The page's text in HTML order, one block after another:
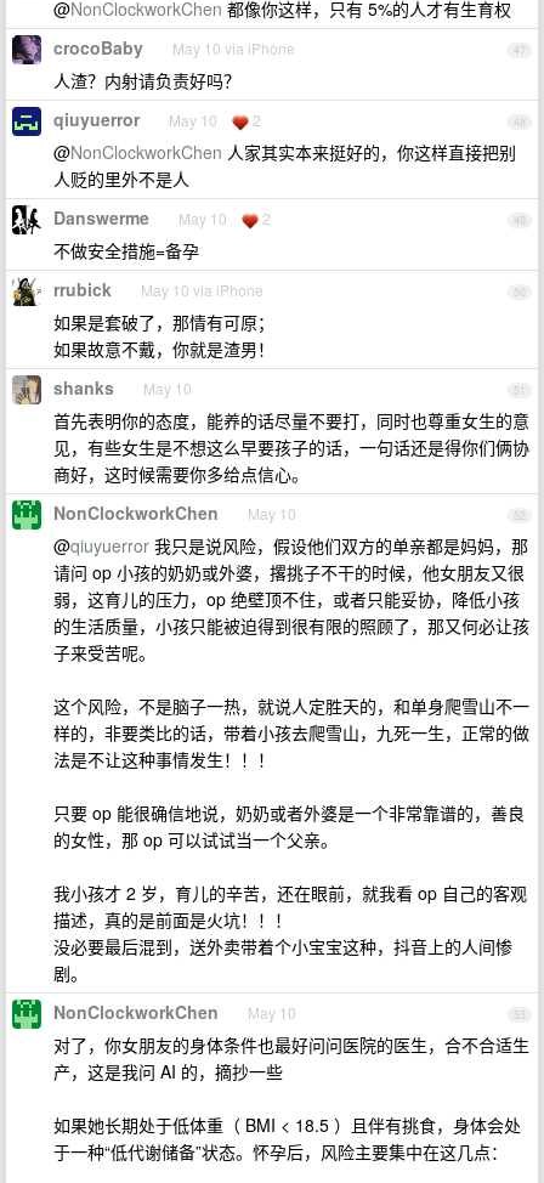
@NonClockworkChen 都像你这样，只有 5%的人才有生育权
47
crocoBaby May 10 via iPhone
人渣？内射请负责好吗？
48
qiuyuerror May 10 2
@NonClockworkChen 人家其实本来挺好的，你这样直接把别
人贬的里外不是人
49
Danswerme May 10 2
不做安全措施=备孕
50
rrubick May 10 via iPhone
如果是套破了，那情有可原；
如果故意不戴，你就是渣男！
51
shanks May 10
首先表明你的态度，能养的话尽量不要打，同时也尊重女生的意
见，有些女生是不想这么早要孩子的话，一句话还是得你们俩协
商好，这时候需要你多给点信心。
52
NonClockworkChen May 10
@qiuyuerror 我只是说风险，假设他们双方的单亲都是妈妈，那
请问 op 小孩的奶奶或外婆，撂挑子不干的时候，他女朋友又很
弱，这育儿的压力，op 绝壁顶不住，或者只能妥协，降低小孩
的生活质量，小孩只能被迫得到很有限的照顾了，那又何必让孩
子来受苦呢。
这个风险，不是脑子一热，就说人定胜天的，和单身爬雪山不一
样的，非要类比的话，带着小孩去爬雪山，九死一生，正常的做
法是不让这种事情发生！！！
只要 op 能很确信地说，奶奶或者外婆是一个非常靠谱的，善良
的女性，那 op 可以试试当一个父亲。
我小孩才 2 岁，育儿的辛苦，还在眼前，就我看 op 自己的客观
描述，真的是前面是火坑！！！
没必要最后混到，送外卖带着个小宝宝这种，抖音上的人间惨
剧。
53
NonClockworkChen May 10
对了，你女朋友的身体条件也最好问问医院的医生，合不合适生
产，这是我问 AI 的，摘抄一些
如果她长期处于低体重（ BMI < 18.5 ）且伴有挑食，身体会处
于一种“低代谢储备”状态。怀孕后，风险主要集中在这几点：